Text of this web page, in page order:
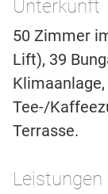
Unterkunft
50 Zimmer
Lift), 39
Tee-/
Terrasse.
Leistungen